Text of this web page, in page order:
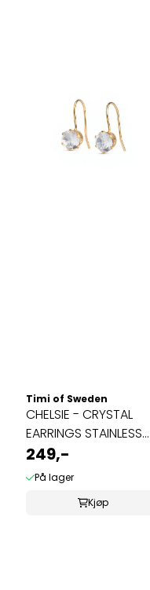
Timi of Sweden
CHELSIE - CRYSTAL
EARRINGS STAINLESS
STEEL Gull
249,-
På lager
Kjøp